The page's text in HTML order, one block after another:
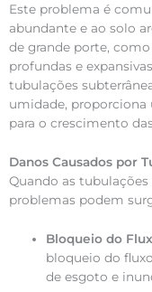
Este problema é
abundante e ao solo
de grande porte,
profundas e
tubulações
umidade, proporciona
para o crescimento
Danos Causados por
Quando as
problemas podem
Bloqueio do
bloqueio do
de esgoto e